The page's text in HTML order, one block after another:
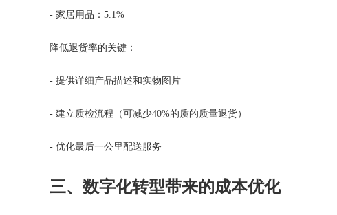
- 家居用品：5.1%
降低退货率的关键：
- 提供详细产品描述和实物图片
- 建立质检流程（可减少40%的质的质量退货）
- 优化最后一公里配送服务
三、数字化转型带来的成本优化